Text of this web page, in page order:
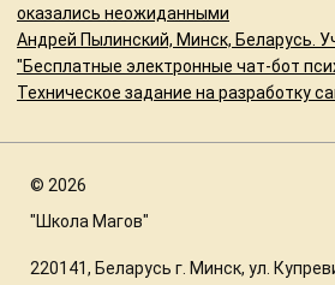
оказались неожиданными
Андрей Пылинский, Минск, Беларусь.
"Бесплатные электронные чат-бот
Техническое задание на разработку
© 2026
"Школа Магов"
220141, Беларусь г. Минск, ул.